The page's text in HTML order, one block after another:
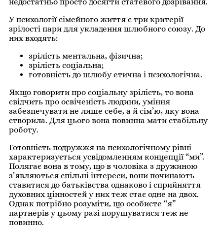
недостатньо просто досягти статевого дозрівання.
У психології сімейного життя є три критерії
зрілості пари для укладення шлюбного союзу. До
них входять:
зрілість ментальна, фізична;
зрілість соціальна;
готовність до шлюбу етична і психологічна.
Якщо говорити про соціальну зрілість, то вона
свідчить про освіченість людини, уміння
забезпечувати не лише себе, а й сім’ю, яку вона
створила. Для цього вона повинна мати стабільну
роботу.
Готовність подружжя на психологічному рівні
характеризується усвідомленням концепції “ми”.
Полягає вона в тому, що в чоловіка з дружиною
з’являються спільні інтереси, вони починають
ставитися до батьківства однаково і сприйняття
духовних цінностей у них теж стає одне на двох.
Однак потрібно розуміти, що особисте “я”
партнерів у цьому разі порушуватися теж не
повинно.